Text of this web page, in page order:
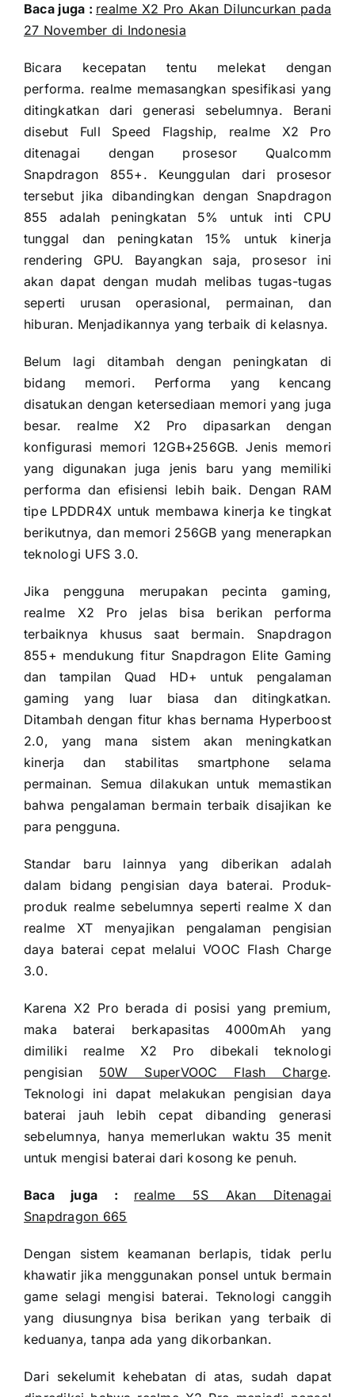
Baca juga : realme X2 Pro Akan Diluncurkan pada
27 November di Indonesia
Bicara kecepatan tentu melekat dengan
performa. realme memasangkan spesifikasi yang
ditingkatkan dari generasi sebelumnya. Berani
disebut Full Speed Flagship, realme X2 Pro
ditenagai dengan prosesor Qualcomm
Snapdragon 855+. Keunggulan dari prosesor
tersebut jika dibandingkan dengan Snapdragon
855 adalah peningkatan 5% untuk inti CPU
tunggal dan peningkatan 15% untuk kinerja
rendering GPU. Bayangkan saja, prosesor ini
akan dapat dengan mudah melibas tugas-tugas
seperti urusan operasional, permainan, dan
hiburan. Menjadikannya yang terbaik di kelasnya.
Belum lagi ditambah dengan peningkatan di
bidang memori. Performa yang kencang
disatukan dengan ketersediaan memori yang juga
besar. realme X2 Pro dipasarkan dengan
konfigurasi memori 12GB+256GB. Jenis memori
yang digunakan juga jenis baru yang memiliki
performa dan efisiensi lebih baik. Dengan RAM
tipe LPDDR4X untuk membawa kinerja ke tingkat
berikutnya, dan memori 256GB yang menerapkan
teknologi UFS 3.0.
Jika pengguna merupakan pecinta gaming,
realme X2 Pro jelas bisa berikan performa
terbaiknya khusus saat bermain. Snapdragon
855+ mendukung fitur Snapdragon Elite Gaming
dan tampilan Quad HD+ untuk pengalaman
gaming yang luar biasa dan ditingkatkan.
Ditambah dengan fitur khas bernama Hyperboost
2.0, yang mana sistem akan meningkatkan
kinerja dan stabilitas smartphone selama
permainan. Semua dilakukan untuk memastikan
bahwa pengalaman bermain terbaik disajikan ke
para pengguna.
Standar baru lainnya yang diberikan adalah
dalam bidang pengisian daya baterai. Produk-
produk realme sebelumnya seperti realme X dan
realme XT menyajikan pengalaman pengisian
daya baterai cepat melalui VOOC Flash Charge
3.0.
Karena X2 Pro berada di posisi yang premium,
maka baterai berkapasitas 4000mAh yang
dimiliki realme X2 Pro dibekali teknologi
pengisian 50W SuperVOOC Flash Charge.
Teknologi ini dapat melakukan pengisian daya
baterai jauh lebih cepat dibanding generasi
sebelumnya, hanya memerlukan waktu 35 menit
untuk mengisi baterai dari kosong ke penuh.
Baca juga : realme 5S Akan Ditenagai
Snapdragon 665
Dengan sistem keamanan berlapis, tidak perlu
khawatir jika menggunakan ponsel untuk bermain
game selagi mengisi baterai. Teknologi canggih
yang diusungnya bisa berikan yang terbaik di
keduanya, tanpa ada yang dikorbankan.
Dari sekelumit kehebatan di atas, sudah dapat